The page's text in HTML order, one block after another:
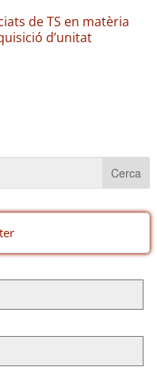
de TS en matèria
d’unitat